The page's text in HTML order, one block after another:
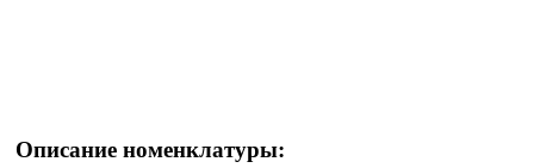
Описание номенклатуры: